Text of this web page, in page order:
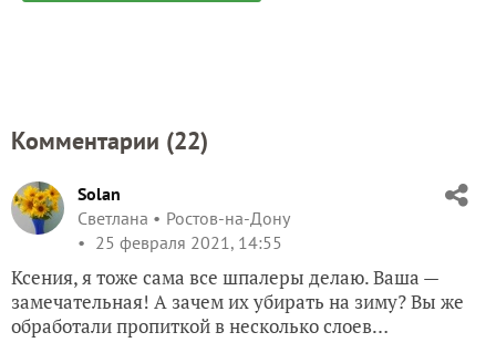
Комментарии (22)
Solan
Светлана
Ростов-на-Дону
25 февраля 2021, 14:55
Ксения, я тоже сама все шпалеры делаю. Ваша —
замечательная! А зачем их убирать на зиму? Вы же
обработали пропиткой в несколько слоев…